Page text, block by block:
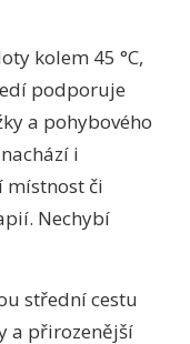
kolem 45 °C,
podporuje
a pohybového
i
místnost či
Nechybí
střední cestu
a přirozenější